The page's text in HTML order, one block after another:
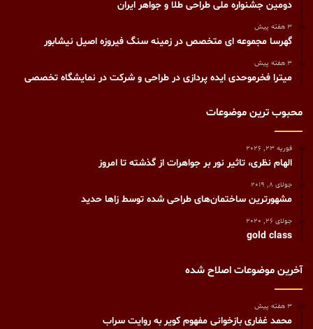
دومین جشنواره ملی طراحی طلا و جواهر ایران
3 هفته پیش
گهرسا مجموعه ای متخصص در زمینه سنگ فیروزه اصیل نیشابور
3 هفته پیش
میترا فخرموحدی ایده پردازی در طراحی و شرکت در نمایشگاه تخصصی
محبوب ترین موضوعات
فوریه 23, 2026
الهام نظری، تاثیر نور بر جواهرات از گذشته تا امروز
جولای 8, 2019
مشهورترين ساختمان‌های طراحی شده توسط زاها حديد
جولای 26, 2020
gold class
آخرین موضوعات اصلاح شده
3 هفته پیش
محمد غفاری بازخوانی مفهوم کویر به روایت سراب